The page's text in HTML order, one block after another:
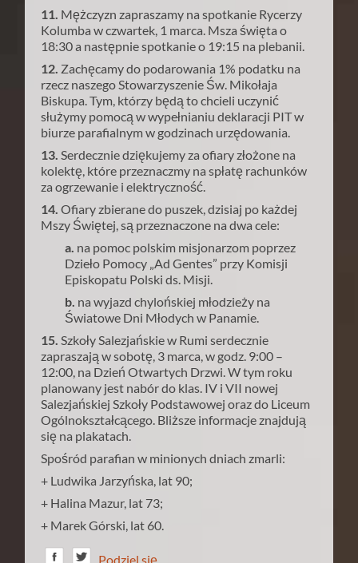
11. Mężczyzn zapraszamy na spotkanie Rycerzy
Kolumba w czwartek, 1 marca. Msza święta o
18:30 a następnie spotkanie o 19:15 na plebanii.
12. Zachęcamy do podarowania 1% podatku na
rzecz naszego Stowarzyszenie Św. Mikołaja
Biskupa. Tym, którzy będą to chcieli uczynić
służymy pomocą w wypełnianiu deklaracji PIT w
biurze parafialnym w godzinach urzędowania.
13. Serdecznie dziękujemy za ofiary złożone na
kolektę, które przeznaczmy na spłatę rachunków
za ogrzewanie i elektryczność.
14. Ofiary zbierane do puszek, dzisiaj po każdej
Mszy Świętej, są przeznaczone na dwa cele:
a. na pomoc polskim misjonarzom poprzez
Dzieło Pomocy „Ad Gentes” przy Komisji
Episkopatu Polski ds. Misji.
b. na wyjazd chylońskiej młodzieży na
Światowe Dni Młodych w Panamie.
15. Szkoły Salezjańskie w Rumi serdecznie
zapraszają w sobotę, 3 marca, w godz. 9:00 –
12:00, na Dzień Otwartych Drzwi. W tym roku
planowany jest nabór do klas. IV i VII nowej
Salezjańskiej Szkoły Podstawowej oraz do Liceum
Ogólnokształcącego. Bliższe informacje znajdują
się na plakatach.
Spośród parafian w minionych dniach zmarli:
+ Ludwika Jarzyńska, lat 90;
+ Halina Mazur, lat 73;
+ Marek Górski, lat 60.
Podziel się